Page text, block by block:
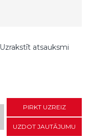
Uzrakstīt atsauksmi
PIRKT UZREIZ
UZDOT JAUTĀJUMU